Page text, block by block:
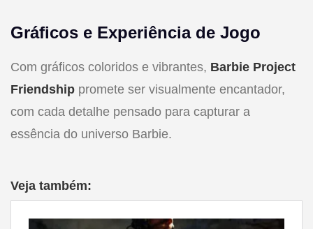
Gráficos e Experiência de Jogo
Com gráficos coloridos e vibrantes, Barbie Project
Friendship promete ser visualmente encantador,
com cada detalhe pensado para capturar a
essência do universo Barbie.
Veja também: